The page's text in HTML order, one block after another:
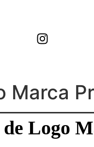
Marca
Logo